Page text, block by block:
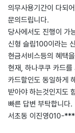
의무사용기간이 다되
문의드립니다.
당사에서도 진행이 가
신형 슬림100이라는
현금서비스등의 혜택
현재, 하나쿠쿠 카드
카드할인도 동일하게
받아야 하는것인지도
빠른 답변 부탁합니다.
서초동 이진영010-